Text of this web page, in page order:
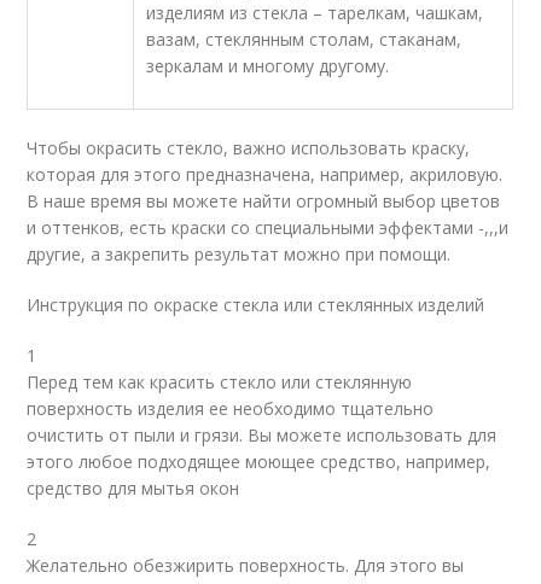
изделиям из стекла – тарелкам, чашкам,
вазам, стеклянным столам, стаканам,
зеркалам и многому другому.
Чтобы окрасить стекло, важно использовать краску,
которая для этого предназначена, например, акриловую.
В наше время вы можете найти огромный выбор цветов
и оттенков, есть краски со специальными эффектами -,,,и
другие, а закрепить результат можно при помощи.
Инструкция по окраске стекла или стеклянных изделий
1
Перед тем как красить стекло или стеклянную
поверхность изделия ее необходимо тщательно
очистить от пыли и грязи. Вы можете использовать для
этого любое подходящее моющее средство, например,
средство для мытья окон
2
Желательно обезжирить поверхность. Для этого вы